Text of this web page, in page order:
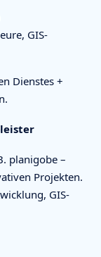
GIS-
Dienstes +
planigobe –
Projekten.
GIS-